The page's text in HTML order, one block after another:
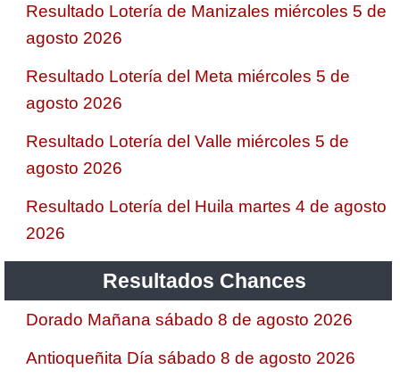
Resultado Lotería de Manizales miércoles 5 de
agosto 2026
Resultado Lotería del Meta miércoles 5 de
agosto 2026
Resultado Lotería del Valle miércoles 5 de
agosto 2026
Resultado Lotería del Huila martes 4 de agosto
2026
Resultados Chances
Dorado Mañana sábado 8 de agosto 2026
Antioqueñita Día sábado 8 de agosto 2026